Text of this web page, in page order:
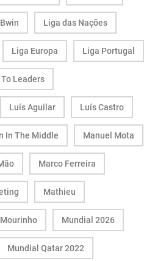
Liga das Nações
Liga Europa Liga Portugal
Leaders
Luís Aguilar Luís Castro
In The Middle Manuel Mota
Marco Ferreira
Mathieu
Mourinho Mundial 2026
Mundial Qatar 2022